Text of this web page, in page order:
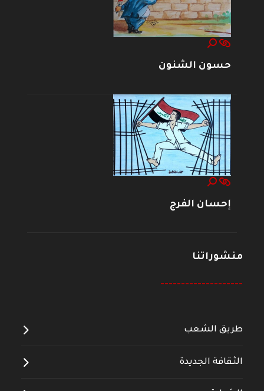
حسون الشنون
إحسان الفرج
منشوراتنا
--------------------
طريق الشعب
الثقافة الجديدة